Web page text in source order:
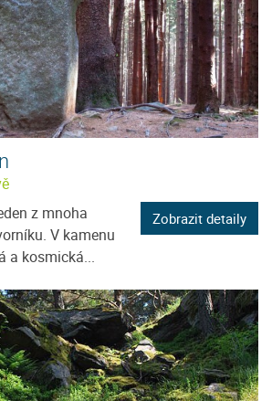
z mnoha
V kamenu
a kosmická...
Zobrazit detaily